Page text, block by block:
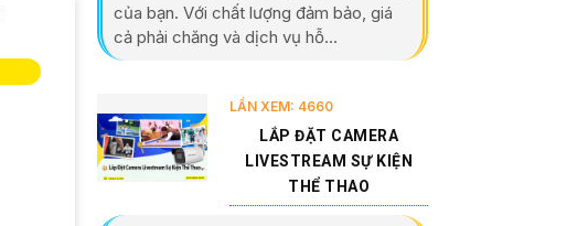
của bạn. Với chất lượng đảm bảo, giá
cả phải chăng và dịch vụ hỗ...
LẦN XEM: 4660
LẮP ĐẶT CAMERA
LIVESTREAM SỰ KIỆN
THỂ THAO